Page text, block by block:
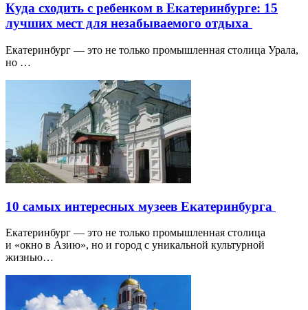
Куда сходить с ребенком в Екатеринбурге: 15
лучших мест для незабываемого отдыха
Екатеринбург — это не только промышленная столица Урала,
но …
10 самых интересных музеев Екатеринбурга
Екатеринбург — это не только промышленная столица
и «окно в Азию», но и город с уникальной культурной
жизнью…